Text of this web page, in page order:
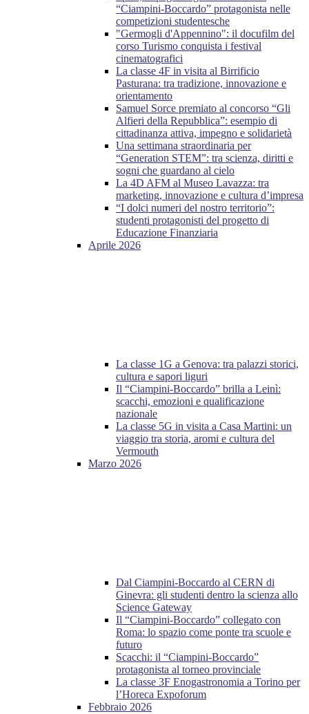
“Ciampini-Boccardo” protagonista nelle
competizioni studentesche
"Germogli d'Appennino": il docufilm del
corso Turismo conquista i festival
cinematografici
La classe 4F in visita al Birrificio
Pasturana: tra tradizione, innovazione e
orientamento
Samuel Sorce premiato al concorso “Gli
Alfieri della Repubblica”: esempio di
cittadinanza attiva, impegno e solidarietà
Una settimana straordinaria per
“Generation STEM”: tra scienza, diritti e
sogni che guardano al cielo
La 4D AFM al Museo Lavazza: tra
marketing, innovazione e cultura d’impresa
“I dolci numeri del nostro territorio”:
studenti protagonisti del progetto di
Educazione Finanziaria
Aprile 2026
La classe 1G a Genova: tra palazzi storici,
cultura e sapori liguri
Il “Ciampini-Boccardo” brilla a Leinì:
scacchi, emozioni e qualificazione
nazionale
La classe 5G in visita a Casa Martini: un
viaggio tra storia, aromi e cultura del
Vermouth
Marzo 2026
Dal Ciampini-Boccardo al CERN di
Ginevra: gli studenti dentro la scienza allo
Science Gateway
Il “Ciampini-Boccardo” collegato con
Roma: lo spazio come ponte tra scuole e
futuro
Scacchi: il “Ciampini-Boccardo”
protagonista al torneo provinciale
La classe 3F Enogastronomia a Torino per
l’Horeca Expoforum
Febbraio 2026